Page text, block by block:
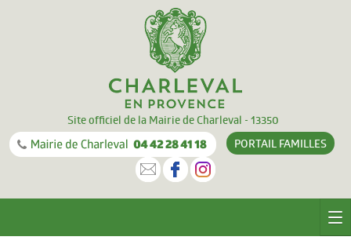
Site officiel de la Mairie de Charleval - 13350
PORTAIL FAMILLES